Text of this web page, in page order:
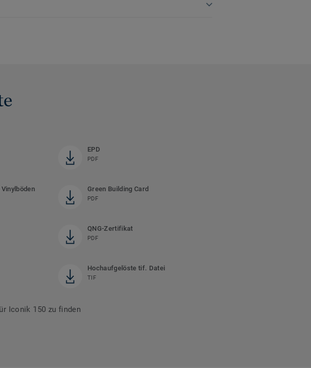
EPD
PDF
Green Building Card
PDF
QNG-Zertifikat
PDF
Hochaufgelöste tif. Datei
TIF
Iconik 150 zu finden